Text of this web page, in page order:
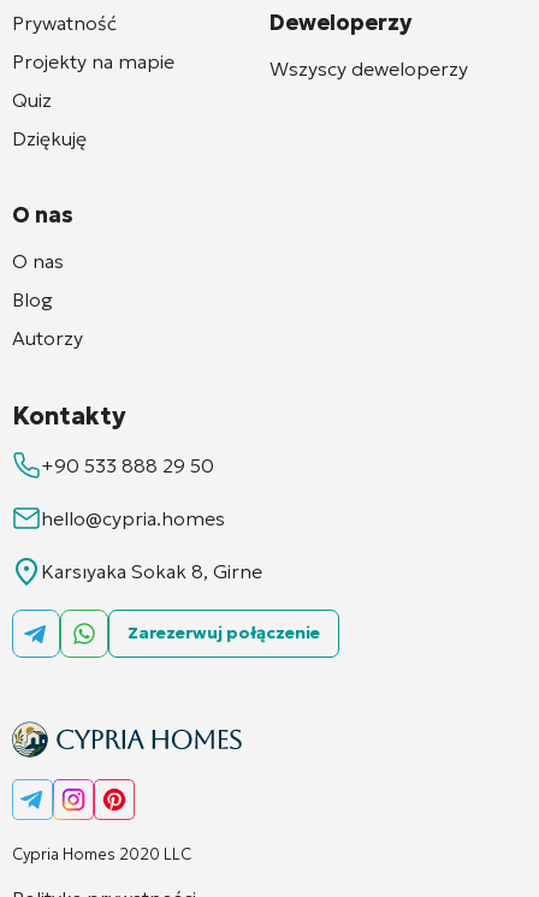
Cypria Homes 2020 LLC
Prywatność
Projekty na mapie
Quiz
Dziękuję
O nas
O nas
Blog
Autorzy
Deweloperzy
Wszyscy deweloperzy
Kontakty
+90 533 888 29 50
hello@cypria.homes
Karsıyaka Sokak 8, Girne
Zarezerwuj połączenie